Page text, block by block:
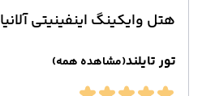
تور تایلند(مشاهده همه)
هتل وایکینگ اینفینیتی آلانیا